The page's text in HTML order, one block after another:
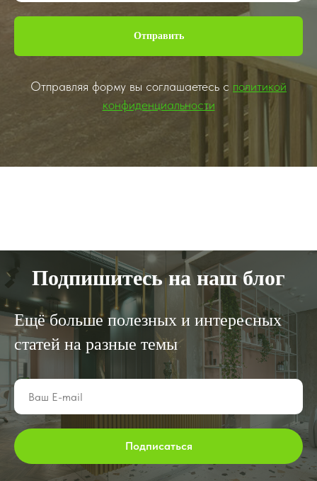
Отправить
Отправляя форму вы соглашаетесь с политикой
конфиденциальности
Подпишитесь на наш блог
Ещё больше полезных и интересных
статей на разные темы
Подписаться